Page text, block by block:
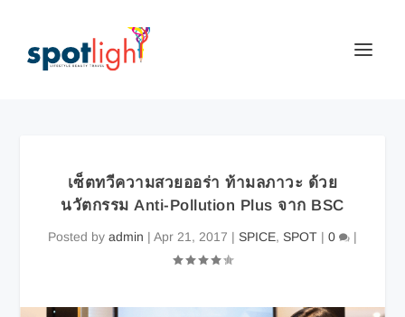
เซ็ตทวีความสวยออร่า ท้ามลภาวะ ด้วย
นวัตกรรม Anti-Pollution Plus จาก BSC
Posted by admin | Apr 21, 2017 | SPICE, SPOT | 0 |